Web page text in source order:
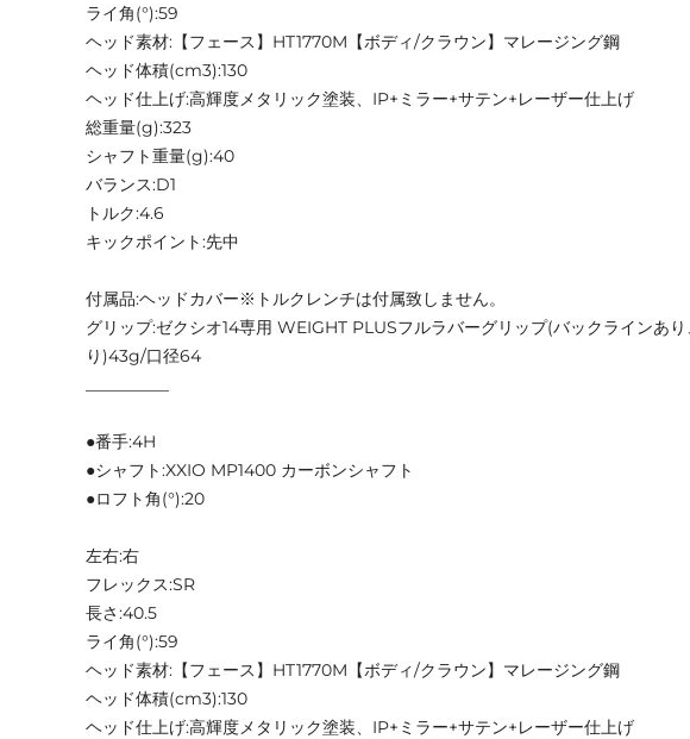
ライ角(°):59
ヘッド素材:【フェース】HT1770M【ボディ/クラウン】マレージング鋼
ヘッド体積(cm3):130
ヘッド仕上げ:高輝度メタリック塗装、IP+ミラー+サテン+レーザー仕上げ
総重量(g):323
シャフト重量(g):40
バランス:D1
トルク:4.6
キックポイント:先中
付属品:ヘッドカバー※トルクレンチは付属致しません。
グリップ:ゼクシオ14専用 WEIGHT PLUSフルラバーグリップ(バックラインあり
り)43g/口径64
●番手:4H
●シャフト:XXIO MP1400 カーボンシャフト
●ロフト角(°):20
左右:右
フレックス:SR
長さ:40.5
ライ角(°):59
ヘッド素材:【フェース】HT1770M【ボディ/クラウン】マレージング鋼
ヘッド体積(cm3):130
ヘッド仕上げ:高輝度メタリック塗装、IP+ミラー+サテン+レーザー仕上げ